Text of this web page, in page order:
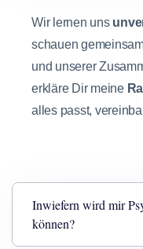
Wir lernen uns
schauen
und unserer
erkläre Dir meine
alles passt,
Inwiefern wird mir
können?